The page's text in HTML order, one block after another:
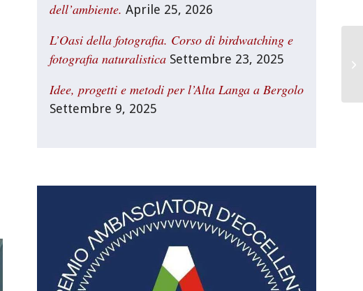
dell’ambiente. Aprile 25, 2026
L’Oasi della fotografia. Corso di birdwatching e
fotografia naturalistica Settembre 23, 2025
Idee, progetti e metodi per l’Alta Langa a Bergolo
Settembre 9, 2025